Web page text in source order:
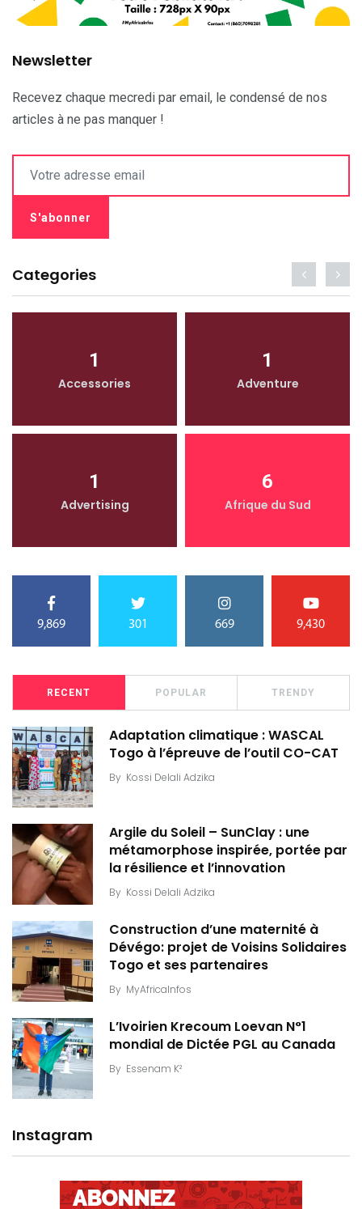
Newsletter
Recevez chaque mecredi par email, le condensé de nos
articles à ne pas manquer !
Categories
1
Accessories
1
Adventure
1
Advertising
6
Afrique du Sud
9,869 301 669 9,430
RECENT POPULAR TRENDY
Adaptation climatique : WASCAL
Togo à l’épreuve de l’outil CO-CAT
By Kossi Delali Adzika
Argile du Soleil – SunClay : une
métamorphose inspirée, portée par
la résilience et l’innovation
By Kossi Delali Adzika
Construction d’une maternité à
Dévégo: projet de Voisins Solidaires
Togo et ses partenaires
By MyAfricaInfos
L’Ivoirien Krecoum Loevan N°1
mondial de Dictée PGL au Canada
By Essenam K²
Instagram